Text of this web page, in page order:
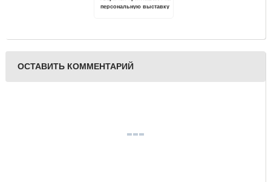
персональную выставку
ОСТАВИТЬ КОММЕНТАРИЙ